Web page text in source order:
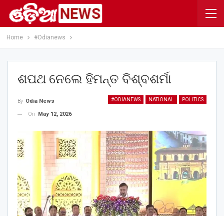
Home #Odianews
ଶପଥ ନେଲେ ହିମନ୍ତ ବିଶ୍ବଶର୍ମା
#ODIANEWS NATIONAL POLITICS
By Odia News
On
May 12, 2026